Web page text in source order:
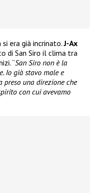
si era già incrinato.J-Ax
di San Siro il clima tra
“San Siro non è la
Io già stavo male e
preso una direzione che
con cui avevamo